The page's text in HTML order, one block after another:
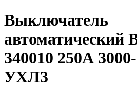
Выключатель
автоматический
340010 250А
УХЛ3